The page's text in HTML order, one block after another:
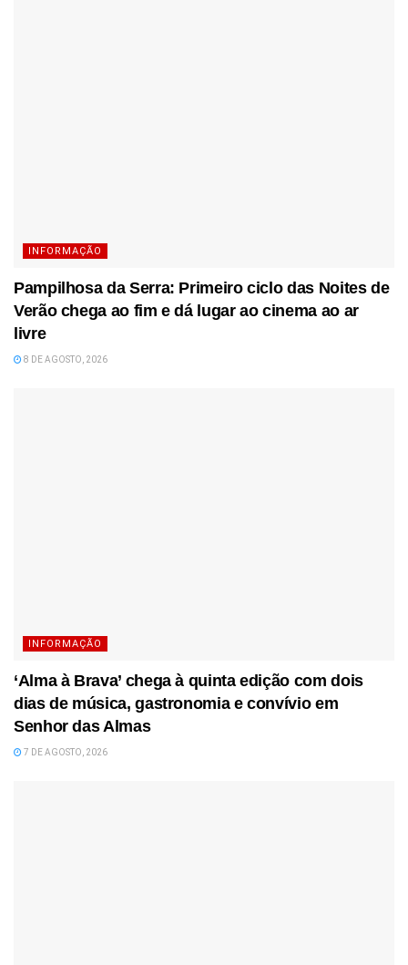
INFORMAÇÃO
Pampilhosa da Serra: Primeiro ciclo das Noites de
Verão chega ao fim e dá lugar ao cinema ao ar
livre
8 DE AGOSTO, 2026
INFORMAÇÃO
‘Alma à Brava’ chega à quinta edição com dois
dias de música, gastronomia e convívio em
Senhor das Almas
7 DE AGOSTO, 2026